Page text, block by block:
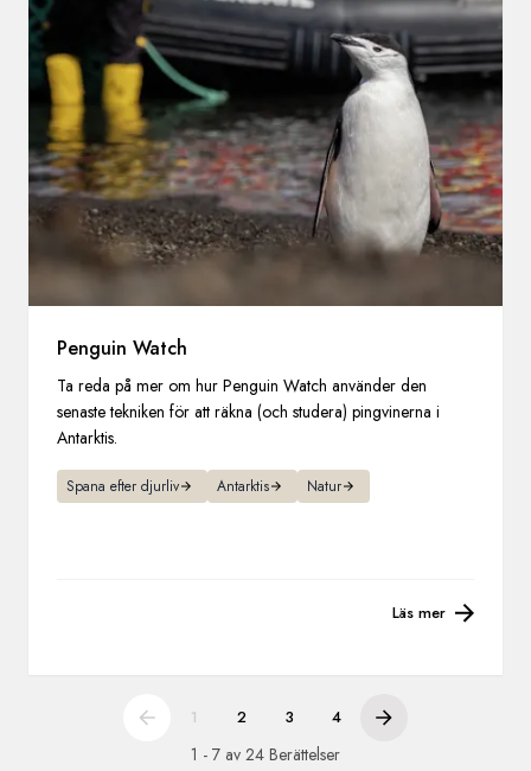
Penguin Watch
Ta reda på mer om hur Penguin Watch använder den
senaste tekniken för att räkna (och studera) pingvinerna i
Antarktis.
Spana efter djurliv Antarktis Natur
Läs mer
1 2 3 4
1 - 7 av 24 Berättelser